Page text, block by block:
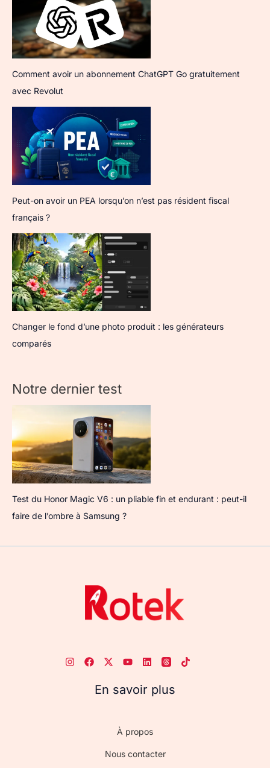
Comment avoir un abonnement ChatGPT Go gratuitement
avec Revolut
Peut-on avoir un PEA lorsqu’on n’est pas résident fiscal
français ?
Changer le fond d’une photo produit : les générateurs
comparés
Notre dernier test
Test du Honor Magic V6 : un pliable fin et endurant : peut-il
faire de l’ombre à Samsung ?
En savoir plus
À propos
Nous contacter